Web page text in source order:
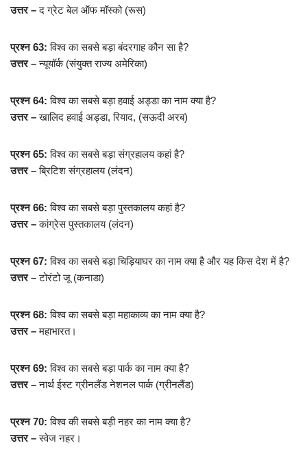
उत्तर –द ग्रेट बेल ऑफ मॉस्को (रूस)
प्रश्न 63:विश्व का सबसे बड़ा बंदरगाह कौन सा है?
उत्तर –न्यूयॉर्क (संयुक्त राज्य अमेरिका)
प्रश्न 64: विश्व का सबसे बड़ा हवाई अड्डा का नाम क्या है?
उत्तर –खालिद हवाई अड्डा, रियाद, (सऊदी अरब)
प्रश्न 65: विश्व का सबसे बड़ा संग्रहालय कहां है?
उत्तर –ब्रिटिश संग्रहालय (लंदन)
प्रश्न 66: विश्व का सबसे बड़ा पुस्तकालय कहां है?
उत्तर –कांग्रेस पुस्तकालय (लंदन)
प्रश्न 67: विश्व का सबसे बड़ा चिड़ियाघर का नाम क्या है और यह किस देश में है?
उत्तर –टोरंटो जू (कनाडा)
प्रश्न 68: विश्व का सबसे बड़ा महाकाव्य का नाम क्या है?
उत्तर –महाभारत।
प्रश्न 69: विश्व का सबसे बड़ा पार्क का नाम क्या है?
उत्तर –नार्थ ईस्ट ग्रीनलैंड नेशनल पार्क (ग्रीनलैंड)
प्रश्न 70:विश्व की सबसे बड़ी नहर का नाम क्या है?
उत्तर –स्वेज नहर।